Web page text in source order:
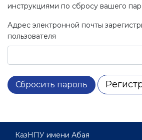
инструкциями по сбросу вашего
Адрес электронной почты
пользователя
Сбросить пароль
КазНПУ имени Абая